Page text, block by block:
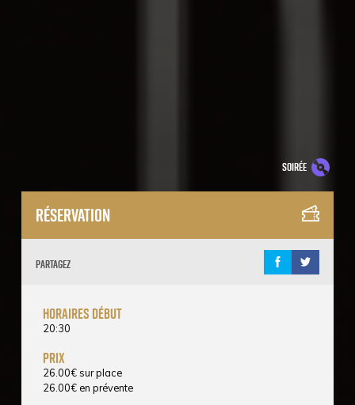
soirée
Réservation
Partagez
horaires début
20:30
prix
26.00€ sur place
26.00€ en prévente